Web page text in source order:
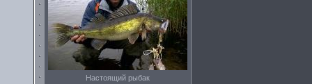
Настоящий рыбак